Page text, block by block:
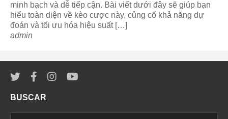
minh bạch và dễ tiếp cận. Bài viết dưới đây sẽ giúp bạn
hiểu toàn diện về kèo cược này, củng cố khả năng dự
đoán và tối ưu hóa hiệu suất […]
admin
BUSCAR